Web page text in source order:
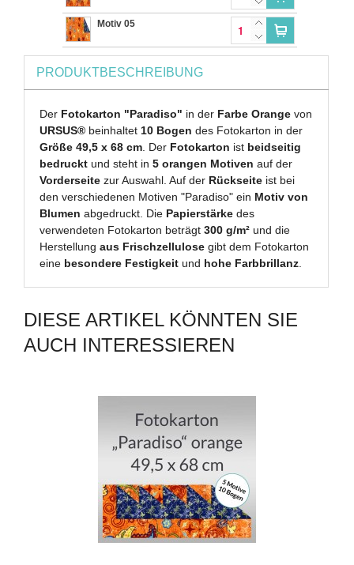
Motiv 05
PRODUKTBESCHREIBUNG
Der Fotokarton "Paradiso" in der Farbe Orange von
URSUS® beinhaltet 10 Bogen des Fotokarton in der
Größe 49,5 x 68 cm . Der Fotokarton ist beidseitig
bedruckt und steht in5 orangen Motiven auf der
Vorderseite zur Auswahl. Auf der Rückseite ist bei
den verschiedenen Motiven "Paradiso" ein Motiv von
Blumen abgedruckt. Die Papierstärke des
verwendeten Fotokarton beträgt 300 g/m² und die
Herstellungaus Frischzellulose gibt dem Fotokarton
eine besondere Festigkeit und hohe Farbbrillanz
DIESE ARTIKEL KÖNNTEN SIE
AUCH INTERESSIEREN